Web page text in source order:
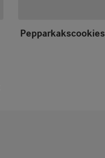
Pepparkakscookies